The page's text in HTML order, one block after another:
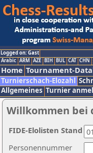
Logged on: Gast
Arabic ARM AZE BIH BUL CAT CHN
Home Tournament-
Turnierschach-Elozahl
Allgemeines Turnier
Willkommen bei
Personennummer
FIDE-Elolisten Stand